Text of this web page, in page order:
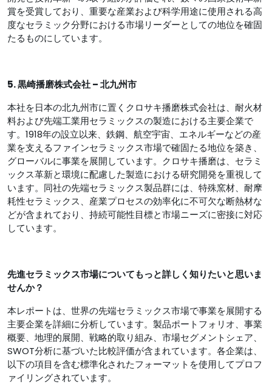
賞を受賞しており、重要な産業および科学用途に使用される高
度なセラミック分野における市場リーダーとしての地位を確固
たるものにしています。
5. 黒崎播磨株式会社 – 北九州市
本社を日本の北九州市に置くクロサキ播磨株式会社は、耐火材
料および先端工業用セラミックスの製造における主要企業で
す。1918年の設立以来、鉄鋼、航空宇宙、エネルギーなどの産
業を支えるファインセラミックス市場で確固たる地位を築き、
グローバルに事業を展開しています。クロサキ播磨は、セラミ
ックス革新と環境に配慮した製造における研究開発を重視して
います。同社の先端セラミックス製品群には、特殊窯材、耐摩
耗性セラミックス、産業プロセスの効率化に不可欠な断熱材な
どが含まれており、持続可能性目標と市場ニーズに密接に対応
しています。
先進セラミックス市場についてもっと詳しく知りたいと思いま
せんか？
本レポートは、世界の先端セラミックス市場で事業を展開する
主要企業を詳細に分析しています。製品ポートフォリオ、事業
概要、地理的展開、戦略的取り組み、市場セグメントシェア、
SWOT分析に基づいた比較評価が含まれています。各企業は、
以下の項目を含む標準化されたフォーマットを使用してプロフ
ァイリングされています。